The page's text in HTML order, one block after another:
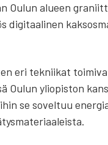
Oulun alu­een
eri tek­nii­kat
Oulun yli­opis­ton
se sovel­tuu